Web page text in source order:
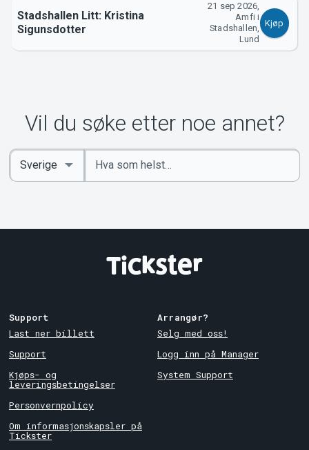
Stadshallen Litt: Kristina
Sigunsdotter
21 sep 2026,
Amfi i
Stadshallen,
Lund
Kjøp
Vil du søke etter noe annet?
Angi
nøkkelord
Select
Country
Support
Last ner billett
Support
Kjøps- og
leveringsbetingelser
Personvernpolicy
Om informasjonskapsler på
Tickster
Arrangør?
Selg med oss!
Logg inn på Manager
System Support